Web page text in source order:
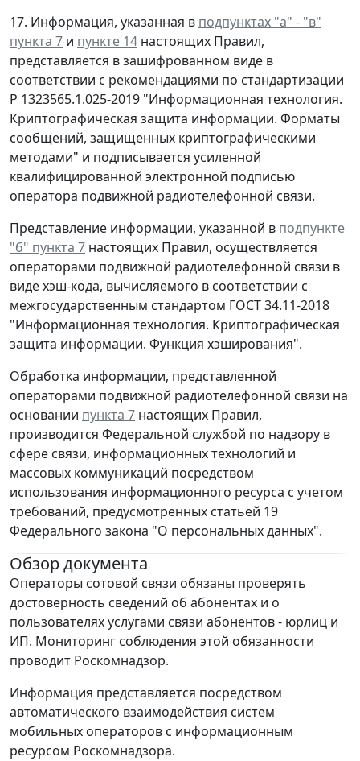
17. Информация, указанная в подпунктах "а" - "в"
пункта 7 и пункте 14 настоящих Правил,
представляется в зашифрованном виде в
соответствии с рекомендациями по стандартизации
Р 1323565.1.025-2019 "Информационная технология.
Криптографическая защита информации. Форматы
сообщений, защищенных криптографическими
методами" и подписывается усиленной
квалифицированной электронной подписью
оператора подвижной радиотелефонной связи.
Представление информации, указанной в подпункте
"б" пункта 7 настоящих Правил, осуществляется
операторами подвижной радиотелефонной связи в
виде хэш-кода, вычисляемого в соответствии с
межгосударственным стандартом ГОСТ 34.11-2018
"Информационная технология. Криптографическая
защита информации. Функция хэширования".
Обработка информации, представленной
операторами подвижной радиотелефонной связи на
основании пункта 7 настоящих Правил,
производится Федеральной службой по надзору в
сфере связи, информационных технологий и
массовых коммуникаций посредством
использования информационного ресурса с учетом
требований, предусмотренных статьей 19
Федерального закона "О персональных данных".
Обзор документа
Операторы сотовой связи обязаны проверять
достоверность сведений об абонентах и о
пользователях услугами связи абонентов - юрлиц и
ИП. Мониторинг соблюдения этой обязанности
проводит Роскомнадзор.
Информация представляется посредством
автоматического взаимодействия систем
мобильных операторов с информационным
ресурсом Роскомнадзора.